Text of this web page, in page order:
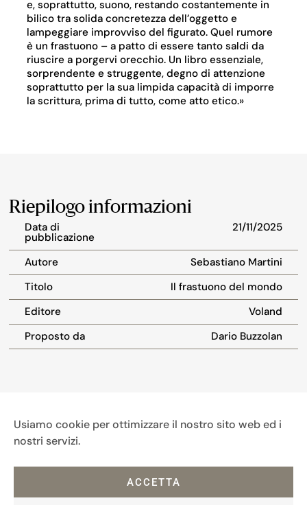
Usiamo cookie per ottimizzare il nostro sito web ed i
nostri servizi.
ACCETTA
e, soprattutto, suono, restando costantemente in
bilico tra solida concretezza dell’oggetto e
lampeggiare improvviso del figurato. Quel rumore
è un frastuono – a patto di essere tanto saldi da
riuscire a porgervi orecchio. Un libro essenziale,
sorprendente e struggente, degno di attenzione
soprattutto per la sua limpida capacità di imporre
la scrittura, prima di tutto, come atto etico.»
Riepilogo informazioni
Data di
pubblicazione
21/11/2025
Autore
Sebastiano Martini
Titolo
Il frastuono del mondo
Editore
Voland
Proposto da
Dario Buzzolan